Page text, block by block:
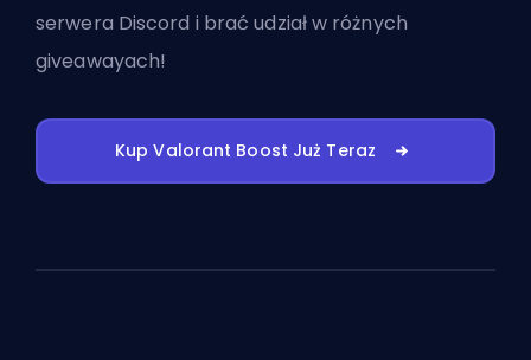
serwera Discord i brać udział w różnych
giveawayach!
Kup Valorant Boost Już Teraz